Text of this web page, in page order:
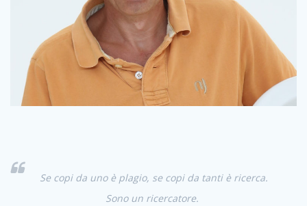
Se copi da uno è plagio, se copi da tanti è ricerca.
Sono un ricercatore.